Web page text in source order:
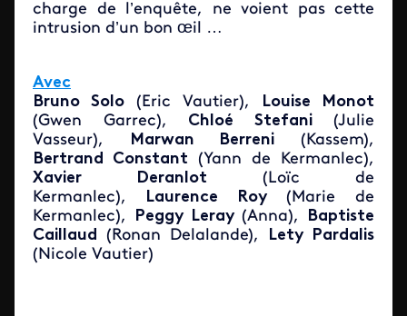
charge de l’enquête, ne voient pas cette
intrusion d’un bon œil …
Avec
Bruno Solo (Eric Vautier),
Louise Monot
(Gwen Garrec), Chloé Stefani(Julie
Vasseur),
Marwan Berreni (Kassem),
Bertrand Constant (Yann de Kermanlec),
Xavier Deranlot (Loïc de
Kermanlec),
Laurence Roy(Marie de
Kermanlec),
Peggy Leray(Anna),
Baptiste
Caillaud (Ronan Delalande),
Lety Pardalis
(Nicole Vautier)